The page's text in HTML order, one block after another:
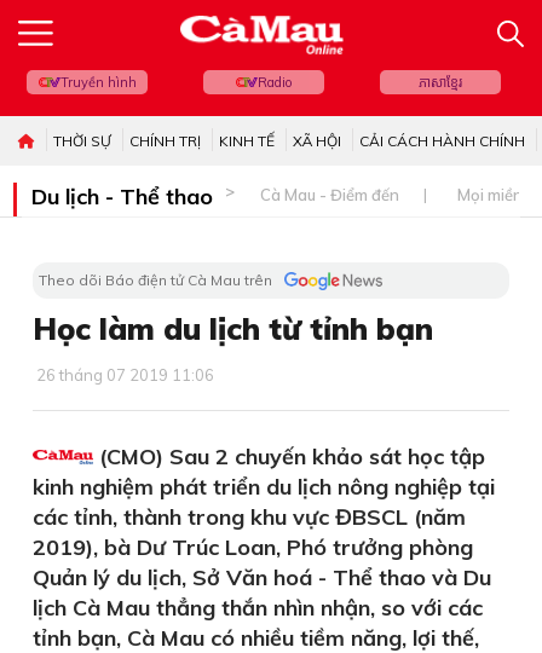
Truyền hình Radio ភាសាខ្មែរ
THỜI SỰ CHÍNH TRỊ KINH TẾ XÃ HỘI CẢI CÁCH HÀNH CHÍNH
Du lịch - Thể thao Cà Mau - Điểm đến Mọi miền
Theo dõi Báo điện tử Cà Mau trên
Học làm du lịch từ tỉnh bạn
26 tháng 07 2019 11:06
(CMO) Sau 2 chuyến khảo sát học tập
kinh nghiệm phát triển du lịch nông nghiệp tại
các tỉnh, thành trong khu vực ĐBSCL (năm
2019), bà Dư Trúc Loan, Phó trưởng phòng
Quản lý du lịch, Sở Văn hoá - Thể thao và Du
lịch Cà Mau thẳng thắn nhìn nhận, so với các
tỉnh bạn, Cà Mau có nhiều tiềm năng, lợi thế,